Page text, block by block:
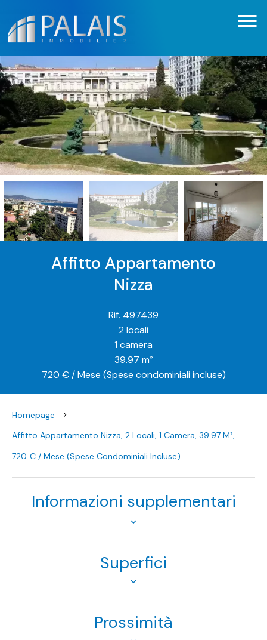
Affitto Appartamento
Nizza
Rif. 497439
2 locali
1 camera
39.97 m²
720 € / Mese (Spese condominiali incluse)
Homepage
Affitto Appartamento Nizza, 2 Locali, 1 Camera, 39.97 M²,
720 € / Mese (Spese Condominiali Incluse)
Informazioni supplementari
Superfici
Prossimità